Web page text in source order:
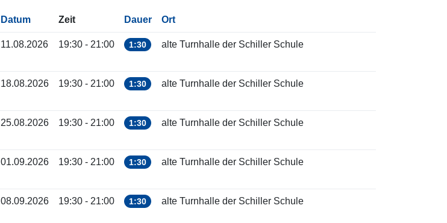
Datum Zeit Dauer Ort
11.08.2026 19:30 - 21:00 1:30 alte Turnhalle der Schiller Schule
18.08.2026 19:30 - 21:00 1:30 alte Turnhalle der Schiller Schule
25.08.2026 19:30 - 21:00 1:30 alte Turnhalle der Schiller Schule
01.09.2026 19:30 - 21:00 1:30 alte Turnhalle der Schiller Schule
08.09.2026 19:30 - 21:00 1:30 alte Turnhalle der Schiller Schule